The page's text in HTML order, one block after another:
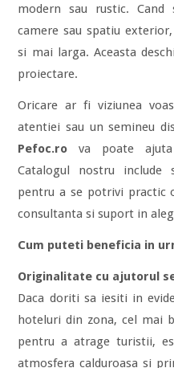
modern sau rustic.
camere sau spatiu
si mai larga. Aceasta
proiectare.
Oricare ar fi viziunea
atentiei sau un semineu
Pefoc.ro va poate ajuta
Catalogul nostru include
pentru a se potrivi practic
consultanta si suport in
Cum puteti beneficia in
Originalitate cu ajutorul
Daca doriti sa iesiti in
hoteluri din zona, cel mai
pentru a atrage turistii,
atmosfera calduroasa si